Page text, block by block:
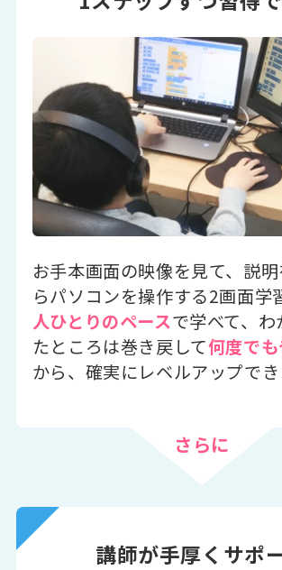
お手本画面の映像を見て、説
らパソコンを操作する2画面学
人ひとりのペースで学べて、わ
たところは巻き戻して何度で
から、確実にレベルアップでき
さらに
講師が手厚くサポ